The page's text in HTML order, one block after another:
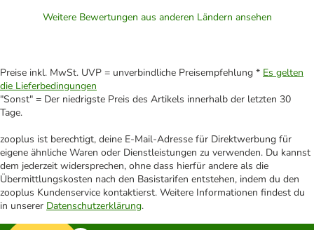
Weitere Bewertungen aus anderen Ländern ansehen
Preise inkl. MwSt. UVP = unverbindliche Preisempfehlung * Es gelten
die Lieferbedingungen
"Sonst" = Der niedrigste Preis des Artikels innerhalb der letzten 30
Tage.
zooplus ist berechtigt, deine E-Mail-Adresse für Direktwerbung für
eigene ähnliche Waren oder Dienstleistungen zu verwenden. Du kannst
dem jederzeit widersprechen, ohne dass hierfür andere als die
Übermittlungskosten nach den Basistarifen entstehen, indem du den
zooplus Kundenservice kontaktierst. Weitere Informationen findest du
in unserer Datenschutzerklärung.